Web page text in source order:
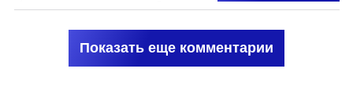
Показать еще комментарии